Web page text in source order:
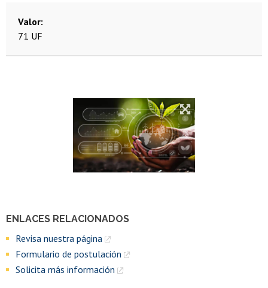
ENLACES RELACIONADOS
Revisa nuestra página
Formulario de postulación
Solicita más información
Valor
71 UF